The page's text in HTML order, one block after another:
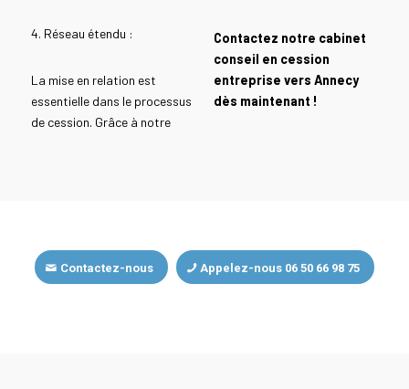
4. Réseau étendu :
La mise en relation est
essentielle dans le processus
de cession. Grâce à notre
Contactez notre cabinet
conseil en cession
entreprise vers Annecy
dès maintenant !
Contactez-nous Appelez-nous 06 50 66 98 75